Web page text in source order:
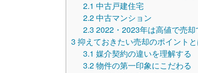
2.1 中古戸建住宅
2.2中古マンション
2.3 2022・2023年は高値で売却
3 抑えておきたい売却のポイント
3.1 媒介契約の違いを理解する
3.2物件の第一印象にこだわる